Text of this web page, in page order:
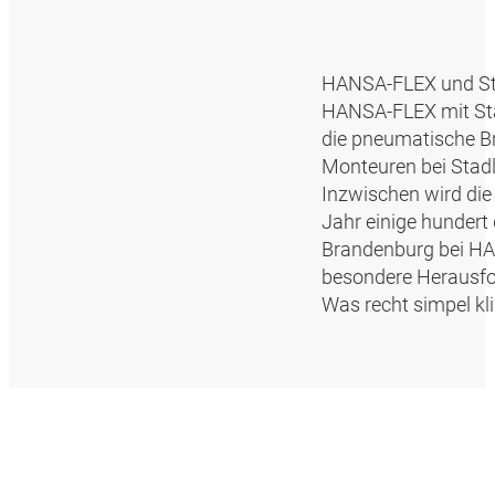
HANSA‑FLEX und
HANSA‑FLEX mit
die pneumatische
Monteuren bei
Inzwischen wird
Jahr einige hundert
Brandenburg bei
besondere
Was recht simpel